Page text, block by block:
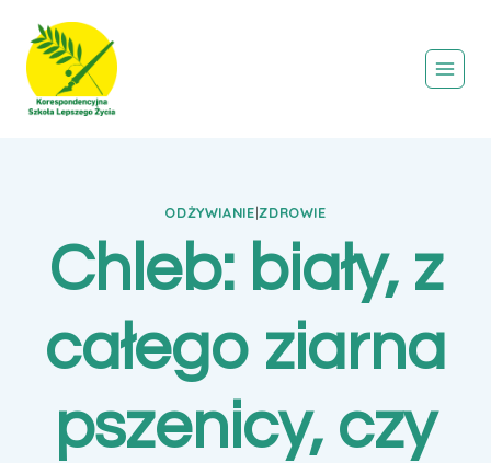
Przejdź
treści
ODŻYWIANIE|ZDROWIE
Chleb: biały, z
całego ziarna
pszenicy, czy